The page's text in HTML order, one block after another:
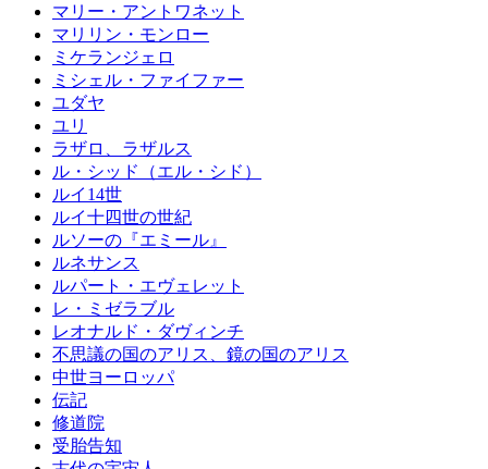
マリー・アントワネット
マリリン・モンロー
ミケランジェロ
ミシェル・ファイファー
ユダヤ
ユリ
ラザロ、ラザルス
ル・シッド（エル・シド）
ルイ14世
ルイ十四世の世紀
ルソーの『エミール』
ルネサンス
ルパート・エヴェレット
レ・ミゼラブル
レオナルド・ダヴィンチ
不思議の国のアリス、鏡の国のアリス
中世ヨーロッパ
伝記
修道院
受胎告知